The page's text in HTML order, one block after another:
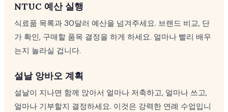
NTUC 예산 실행
식료품 목록과 30달러 예산을 넘겨주세요. 브랜드 비교, 단
가 확인, 구매할 품목 결정을 하게 하세요. 얼마나 빨리 배우
는지 놀라실 겁니다.
설날 앙바오 계획
설날이 지나면 함께 앉아서 얼마나 저축하고, 얼마나 쓰고,
얼마나 기부할지 결정하세요. 이것은 강력한 연례 수업입니